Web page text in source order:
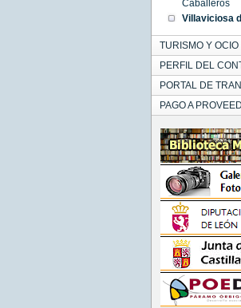
Caballeros
Villaviciosa
TURISMO Y OCIO
PERFIL DEL
PORTAL DE
PAGO A